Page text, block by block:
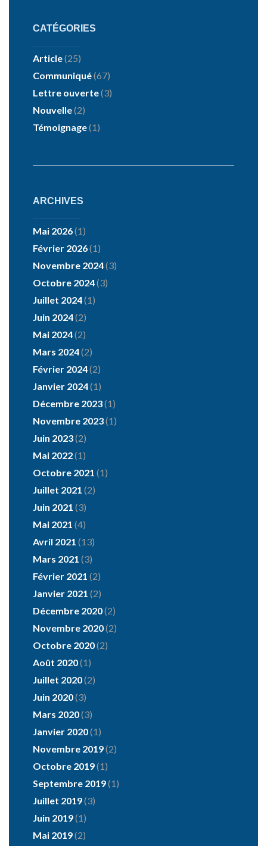
CATÉGORIES
Article(25)
Communiqué(67)
Lettre ouverte(3)
Nouvelle(2)
Témoignage(1)
ARCHIVES
Mai 2026(1)
Février 2026(1)
Novembre 2024(3)
Octobre 2024(3)
Juillet 2024(1)
Juin 2024(2)
Mai 2024(2)
Mars 2024(2)
Février 2024(2)
Janvier 2024(1)
Décembre 2023(1)
Novembre 2023(1)
Juin 2023(2)
Mai 2022(1)
Octobre 2021 (1)
Juillet 2021 (2)
Juin 2021 (3)
Mai 2021 (4)
Avril 2021 (13)
Mars 2021 (3)
Février 2021 (2)
Janvier 2021 (2)
Décembre 2020(2)
Novembre 2020(2)
Octobre 2020(2)
Août 2020(1)
Juillet 2020(2)
Juin 2020(3)
Mars 2020(3)
Janvier 2020(1)
Novembre 2019(2)
Octobre 2019(1)
Septembre 2019(1)
Juillet 2019(3)
Juin 2019(1)
Mai 2019(2)